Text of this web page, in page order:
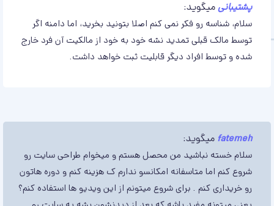
پشتیبانیمیگوید:
سلام، شناسه رو فکر نمی کنم اصلا بتونید بخرید، اما دامنه اگر
توسط مالک قبلی تمدید نشه خود به خود از مالکیت آن فرد خارج
شده و توسط افراد دیگر قابلیت ثبت خواهد داشت.
fatemeh میگوید:
سلام خسته نباشید من محصل هستم و میخوام طراحی سایت رو
شروع کنم اما متاسفانه امکانسو ندارم ک هزینه کنم و دوره هاتون
رو خریداری کنم . برای شروع میتونم از این ویدیو ها استفاده کنم؟